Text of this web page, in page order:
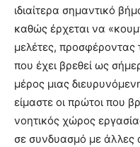
ιδιαίτερα σημαντικό
καθώς έρχεται να
μελέτες, προσφέροντας
που έχει βρεθεί ως
μέρος μιας
είμαστε οι πρώτοι που
νοητικός χώρος
σε συνδυασμό με άλλες